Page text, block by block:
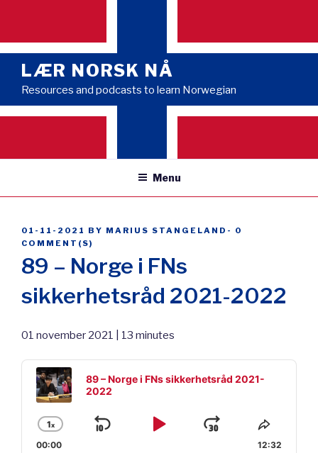
content
LÆR NORSK NÅ
Resources and podcasts to learn Norwegian
Menu
POSTED
ON
01-11-2021 BY MARIUS STANGELAND - 0
COMMENT(S)
89 – Norge i FNs
sikkerhetsråd 2021-2022
01 november 2021 | 13 minutes
Audio
Player
89 – Norge i FNs sikkerhetsråd 2021-
2022
Change
Playback
1x
Skip
Play
JumpShare
This
00:00 12:32